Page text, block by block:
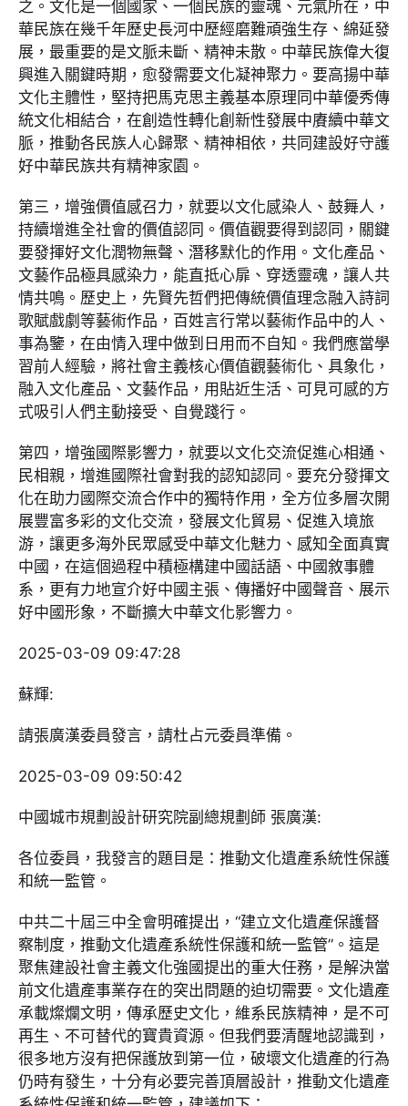
之。文化是一個國家、一個民族的靈魂、元氣所在，中
華民族在幾千年歷史長河中歷經磨難頑強生存、綿延發
展，最重要的是文脈未斷、精神未散。中華民族偉大復
興進入關鍵時期，愈發需要文化凝神聚力。要高揚中華
文化主體性，堅持把馬克思主義基本原理同中華優秀傳
統文化相結合，在創造性轉化創新性發展中賡續中華文
脈，推動各民族人心歸聚、精神相依，共同建設好守護
好中華民族共有精神家園。
第三，增強價值感召力，就要以文化感染人、鼓舞人，
持續增進全社會的價值認同。價值觀要得到認同，關鍵
要發揮好文化潤物無聲、潛移默化的作用。文化產品、
文藝作品極具感染力，能直抵心扉、穿透靈魂，讓人共
情共鳴。歷史上，先賢先哲們把傳統價值理念融入詩詞
歌賦戲劇等藝術作品，百姓言行常以藝術作品中的人、
事為鑒，在由情入理中做到日用而不自知。我們應當學
習前人經驗，將社會主義核心價值觀藝術化、具象化，
融入文化產品、文藝作品，用貼近生活、可見可感的方
式吸引人們主動接受、自覺踐行。
第四，增強國際影響力，就要以文化交流促進心相通、
民相親，增進國際社會對我的認知認同。要充分發揮文
化在助力國際交流合作中的獨特作用，全方位多層次開
展豐富多彩的文化交流，發展文化貿易、促進入境旅
游，讓更多海外民眾感受中華文化魅力、感知全面真實
中國，在這個過程中積極構建中國話語、中國敘事體
系，更有力地宣介好中國主張、傳播好中國聲音、展示
好中國形象，不斷擴大中華文化影響力。
2025-03-09 09:47:28
蘇輝:
請張廣漢委員發言，請杜占元委員準備。
2025-03-09 09:50:42
中國城市規劃設計研究院副總規劃師 張廣漢:
各位委員，我發言的題目是：推動文化遺產系統性保護
和統一監管。
中共二十屆三中全會明確提出，“建立文化遺產保護督
察制度，推動文化遺產系統性保護和統一監管”。這是
聚焦建設社會主義文化強國提出的重大任務，是解決當
前文化遺產事業存在的突出問題的迫切需要。文化遺產
承載燦爛文明，傳承歷史文化，維系民族精神，是不可
再生、不可替代的寶貴資源。但我們要清醒地認識到，
很多地方沒有把保護放到第一位，破壞文化遺產的行為
仍時有發生，十分有必要完善頂層設計，推動文化遺產